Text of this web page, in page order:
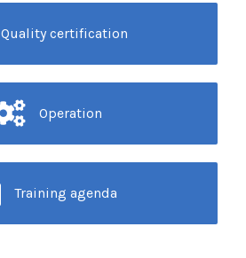
Quality certification
Operation
Training agenda